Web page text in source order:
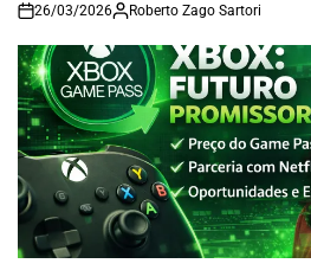
on
26/03/2026 Roberto Zago Sartori